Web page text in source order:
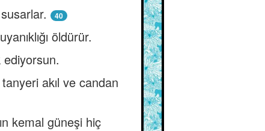
40
öldürür.
ediyorsun.
akıl ve candan
kemal güneşi hiç